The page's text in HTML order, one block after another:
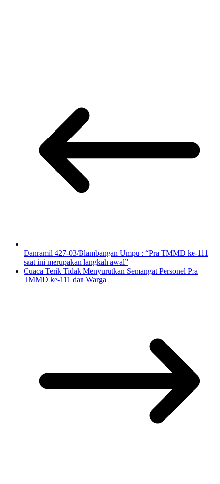
Danramil 427-03/Blambangan Umpu : “Pra TMMD ke-111
saat ini merupakan langkah awal”
Cuaca Terik Tidak Menyurutkan Semangat Personel Pra
TMMD ke-111 dan Warga